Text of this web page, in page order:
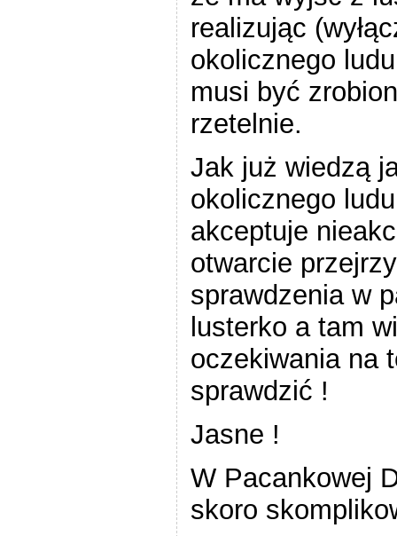
realizując
okolicznego
musi być
rzetelnie.
Jak już wiedzą
okolicznego
akceptuje
otwarcie
sprawdzenia w
lusterko a tam
oczekiwania na
sprawdzić !
Jasne !
W Pacankowej
skoro